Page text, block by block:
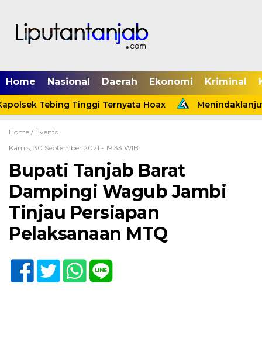
Home Nasional Daerah Ekonomi Kriminal
Tebing Tinggi Ternyata Hoax Menindaklanjuti
Home / Events
Kamis, 30 September 2021 - 19:33 WIB
Bupati Tanjab Barat
Dampingi Wagub Jambi
Tinjau Persiapan
Pelaksanaan MTQ